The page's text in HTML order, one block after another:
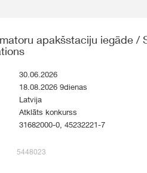
apakšstaciju iegāde /
30.06.2026
18.08.2026 9dienas
Latvija
Atklāts konkurss
31682000-0, 45232221-7
5448023